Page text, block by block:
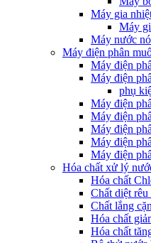
Máy gia
Máy
Máy nước
Máy điện phân
Máy điện
Máy điện
phụ
Máy điện
Máy điện
Máy điện
Máy điện
Máy điện
Hóa chất xử lý
Hóa chất
Chất diệt rêu
Chất lắng
Hóa chất
Hóa chất